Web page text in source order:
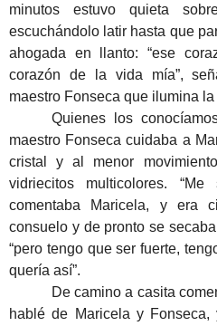
minutos estuvo quieta
escuchándolo latir hasta que
ahogada en llanto: “ese
corazón de la vida mía”,
maestro Fonseca que ilumina
Quienes los
maestro Fonseca cuidaba a
cristal y al menor
vidriecitos multicolores. “Me
comentaba Maricela, y era
consuelo y de pronto se
“pero tengo que ser fuerte,
quería así”.
De camino a casita
hablé de Maricela y